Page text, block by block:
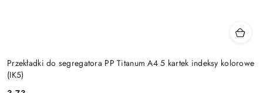
Przekładki do segregatora PP Titanum A4 5 kartek indeksy kolorowe
(IK5)